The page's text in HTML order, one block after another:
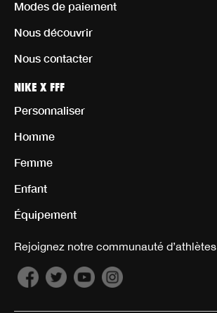
Modes de paiement
Nous découvrir
Nous contacter
NIKE X FFF
Personnaliser
Homme
Femme
Enfant
Équipement
Rejoignez notre communauté d’athlètes